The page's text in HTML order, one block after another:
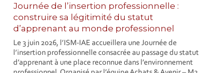
Journée de l’insertion professionnelle :
construire sa légitimité du statut
d’apprenant au monde professionnel
Le 3 juin 2026, l’ISM-IAE accueillera une Journée de
l’insertion professionnelle consacrée au passage du statut
d’apprenant à une place reconnue dans l’environnement